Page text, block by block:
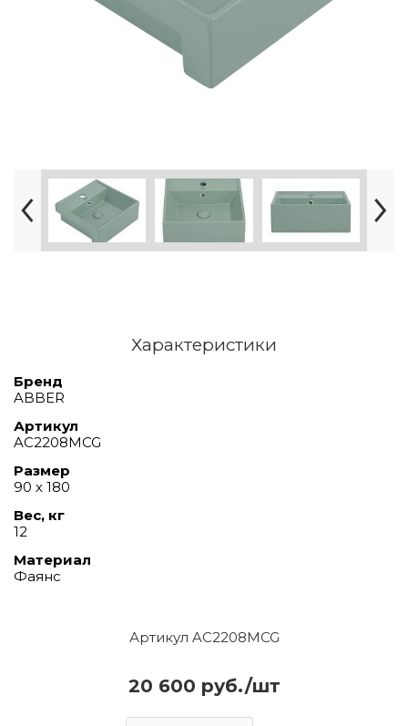
Артикул AC2208MCG
20 600 руб./шт
Характеристики
Бренд
ABBER
Артикул
AC2208MCG
Размер
90 х 180
Вес, кг
12
Материал
Фаянс